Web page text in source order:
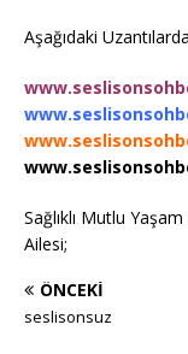
Aşağıdaki
Sağlıklı Mutlu
Ailesi;
ÖNCEKI
seslisonsuz